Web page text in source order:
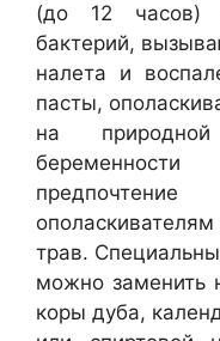
(до 12 часов)
бактерий,
налета и
пасты,
на
предпочтение
трав.
можно заменить
коры дуба,